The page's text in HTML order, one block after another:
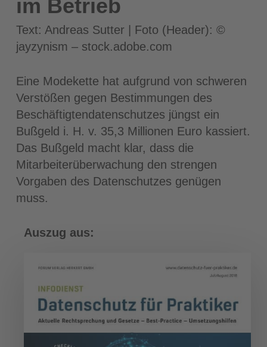
im Betrieb
Text: Andreas Sutter | Foto (Header): ©
jayzynism – stock.adobe.com
Eine Modekette hat aufgrund von schweren
Verstößen gegen Bestimmungen des
Beschäftigtendatenschutzes jüngst ein
Bußgeld i. H. v. 35,3 Millionen Euro kassiert.
Das Bußgeld macht klar, dass die
Mitarbeiterüberwachung den strengen
Vorgaben des Datenschutzes genügen
muss.
Auszug aus: